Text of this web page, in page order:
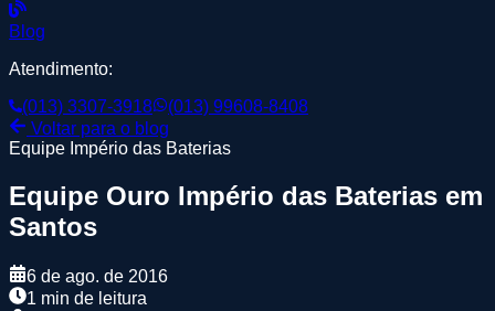
Blog
Atendimento:
(013) 3307-3918
(013) 99608-8408
Voltar para o blog
Equipe Império das Baterias
Equipe Ouro Império das Baterias em
Santos
6 de ago. de 2016
1 min de leitura